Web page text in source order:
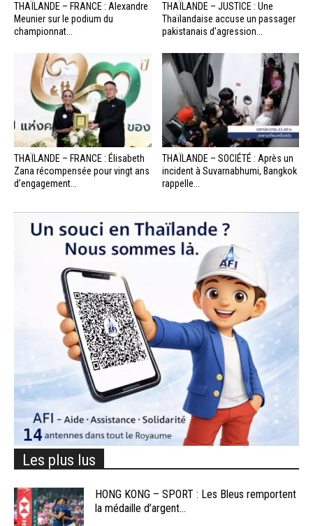
THAÏLANDE – FRANCE : Alexandre
Meunier sur le podium du
championnat...
THAÏLANDE – JUSTICE : Une
Thaïlandaise accuse un passager
pakistanais d’agression...
THAÏLANDE – FRANCE : Élisabeth
Zana récompensée pour vingt ans
d’engagement...
THAÏLANDE – SOCIÉTÉ : Après un
incident à Suvarnabhumi, Bangkok
rappelle...
Les plus lus
HONG KONG – SPORT : Les Bleus remportent
la médaille d’argent...